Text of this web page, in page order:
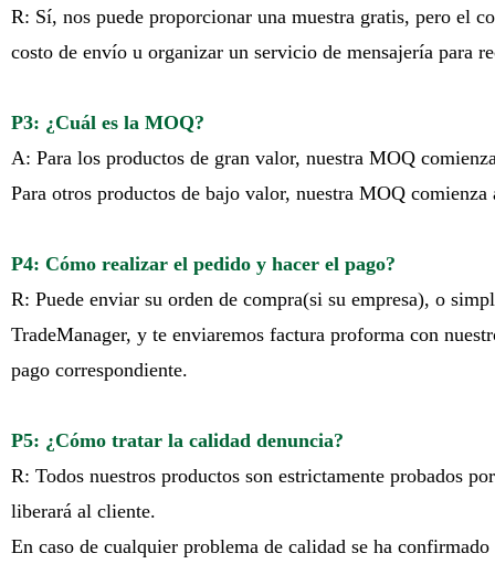
R: Sí, nos puede proporcionar una muestra gratis, pero el
costo de envío u organizar un servicio de mensajería para
P3: ¿Cuál es la MOQ?
A: Para los productos de gran valor, nuestra MOQ
Para otros productos de bajo valor, nuestra MOQ
P4: Cómo realizar el pedido y hacer el pago?
R: Puede enviar su orden de compra(si su empresa), o
TradeManager, y te enviaremos factura proforma con
pago correspondiente.
P5: ¿Cómo tratar la calidad denuncia?
R: Todos nuestros productos son estrictamente probados
liberará al cliente.
En caso de cualquier problema de calidad se ha